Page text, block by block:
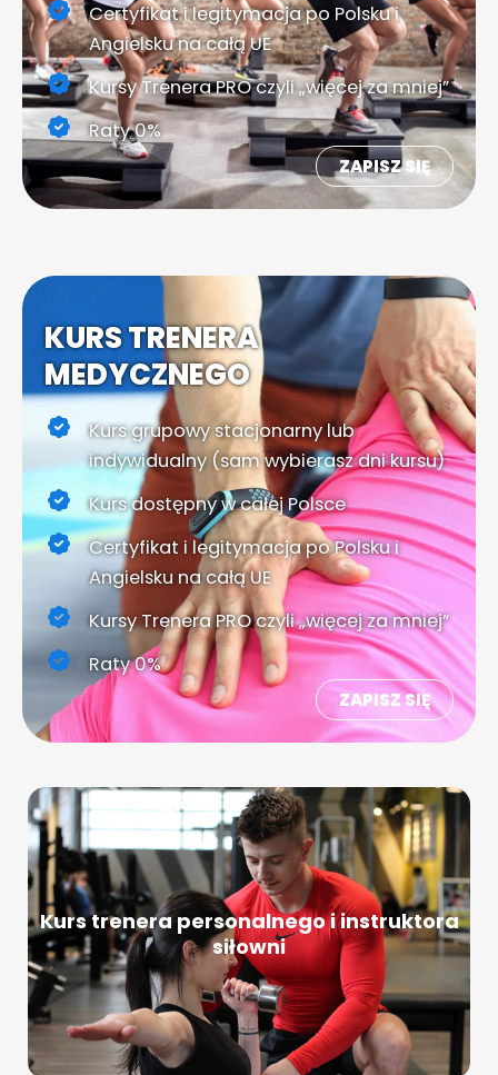
Certyfikat i legitymacja po Polsku i
Angielsku na całą UE
Kursy Trenera PRO czyli „więcej za mniej”
Raty 0%
ZAPISZ SIĘ
KURS TRENERA
MEDYCZNEGO
Kurs grupowy stacjonarny lub
indywidualny (sam wybierasz dni kursu)
Kurs dostępny w całej Polsce
Certyfikat i legitymacja po Polsku i
Angielsku na całą UE
Kursy Trenera PRO czyli „więcej za mniej”
Raty 0%
ZAPISZ SIĘ
Kurs trenera personalnego i instruktora
siłowni